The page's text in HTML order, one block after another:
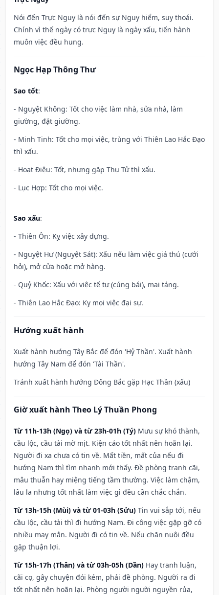
Nói đến Trực Nguy là nói đến sự Nguy hiểm, suy thoái.
Chính vì thế ngày có trực Nguy là ngày xấu, tiến hành
muôn việc đều hung.
Ngọc Hạp Thông Thư
Sao tốt:
- Nguyệt Không: Tốt cho việc làm nhà, sửa nhà, làm
giường, đặt giường.
- Minh Tinh: Tốt cho mọi việc, trùng với Thiên Lao Hắc Đạo
thì xấu.
- Hoạt Điệu: Tốt, nhưng gặp Thụ Tử thì xấu.
- Lục Hợp: Tốt cho mọi việc.
Sao xấu:
- Thiên Ôn: Kỵ việc xây dựng.
- Nguyệt Hư (Nguyệt Sát): Xấu nếu làm việc giá thú (cưới
hỏi), mở cửa hoặc mở hàng.
- Quỷ Khốc: Xấu với việc tế tự (cúng bái), mai táng.
- Thiên Lao Hắc Đạo: Kỵ mọi việc đại sự.
Hướng xuất hành
Xuất hành hướng Tây Bắc để đón 'Hỷ Thần'. Xuất hành
hướng Tây Nam để đón 'Tài Thần'.
Tránh xuất hành hướng Đông Bắc gặp Hạc Thần (xấu)
Giờ xuất hành Theo Lý Thuần Phong
Từ 11h-13h (Ngọ) và từ 23h-01h (Tý) Mưu sự khó thành,
cầu lộc, cầu tài mờ mịt. Kiện cáo tốt nhất nên hoãn lại.
Người đi xa chưa có tin về. Mất tiền, mất của nếu đi
hướng Nam thì tìm nhanh mới thấy. Đề phòng tranh cãi,
mâu thuẫn hay miệng tiếng tầm thường. Việc làm chậm,
lâu la nhưng tốt nhất làm việc gì đều cần chắc chắn.
Từ 13h-15h (Mùi) và từ 01-03h (Sửu) Tin vui sắp tới, nếu
cầu lộc, cầu tài thì đi hướng Nam. Đi công việc gặp gỡ có
nhiều may mắn. Người đi có tin về. Nếu chăn nuôi đều
gặp thuận lợi.
Từ 15h-17h (Thân) và từ 03h-05h (Dần) Hay tranh luận,
cãi cọ, gây chuyện đói kém, phải đề phòng. Người ra đi
tốt nhất nên hoãn lại. Phòng người người nguyền rủa,